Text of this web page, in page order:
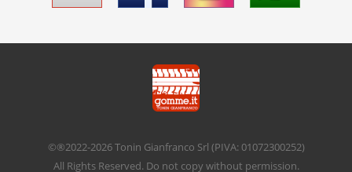
©®2022-2026Tonin Gianfranco Srl (PIVA: 01072300252)
All Rights Reserved. Do not copy without permission.